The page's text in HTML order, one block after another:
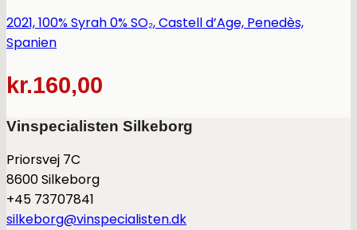
2021, 100% Syrah 0% SO₂, Castell d’Age, Penedès,
Spanien
kr.160,00
Vinspecialisten Silkeborg
Priorsvej 7C
8600 Silkeborg
+45 73707841
silkeborg@vinspecialisten.dk